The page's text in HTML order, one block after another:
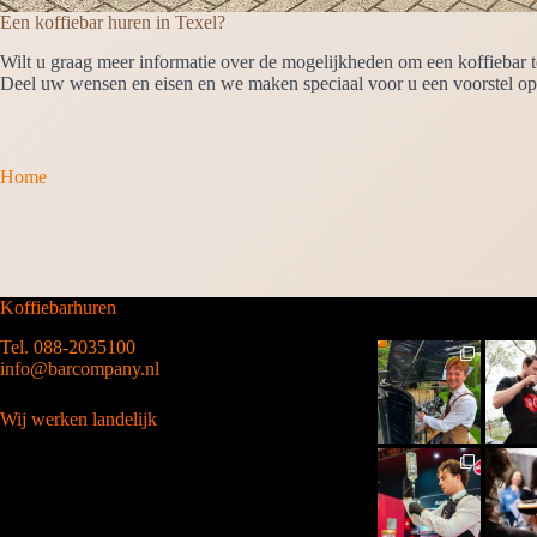
Een koffiebar huren in Texel?
Wilt u graag meer informatie over de mogelijkheden om een
Deel uw wensen en eisen en we maken speciaal voor u een voorstel
Home
Koffiebarhuren
Tel. 088-2035100
info@barcompany.nl
Wij werken landelijk